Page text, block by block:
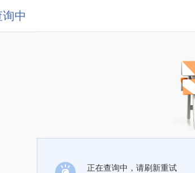
中
正在查询中，请刷新重试